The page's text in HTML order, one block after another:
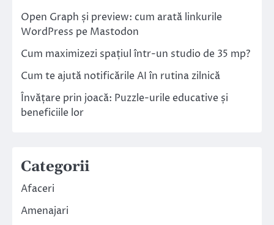
Open Graph și preview: cum arată linkurile
WordPress pe Mastodon
Cum maximizezi spațiul într-un studio de 35 mp?
Cum te ajută notificările AI în rutina zilnică
Învățare prin joacă: Puzzle-urile educative și
beneficiile lor
Categorii
Afaceri
Amenajari